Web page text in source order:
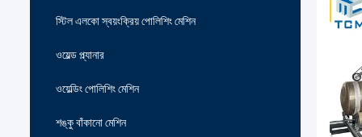
স্টিল এলকো স্বয়ংক্রিয় পোলিশিং মেশিন
ওয়েল্ড প্ল্যানার
ওয়েল্ডিং পোলিশিং মেশিন
শঙ্কু বাঁকানো মেশিন